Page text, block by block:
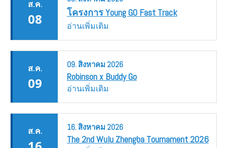
ส.ค.
08 โครงการ Young GO Fast Track
อ่านเพิ่มเติม
ส.ค.
09
09.สิงหาคม 2026
Robinson x Buddy Go
อ่านเพิ่มเติม
ส.ค. 16.สิงหาคม 2026
The 2nd Wulu Zhengba Tournament 2026